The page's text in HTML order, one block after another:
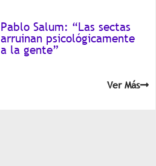
Pablo Salum: “Las sectas
arruinan psicológicamente
a la gente”
Ver Más